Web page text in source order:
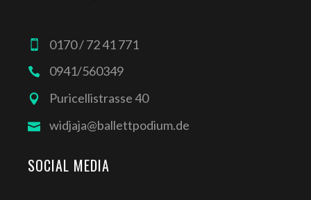
0170 / 72 41 771
0941/560349
Puricellistrasse 40
widjaja@ballettpodium.de
SOCIAL MEDIA